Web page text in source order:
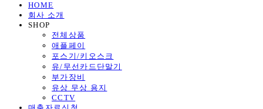
HOME
회사 소개
SHOP
전체상품
애플페이
포스기/키오스크
유/무선카드단말기
부가장비
유상 무상 용지
CCTV